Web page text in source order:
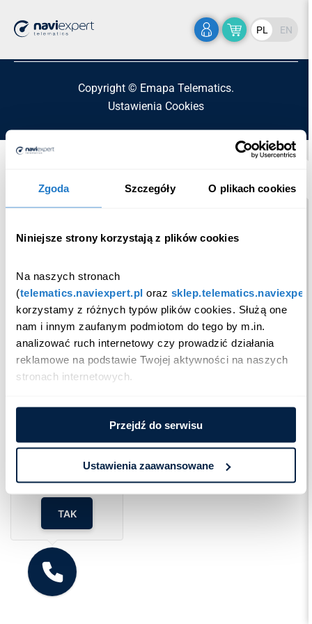
Zgoda Szczegóły O plikach cookies
Niniejsze strony korzystają z plików cookies
Na naszych stronach
(telematics.naviexpert.pl oraz
korzystamy z różnych typów plików cookies. Służą one
nam i innym zaufanym podmiotom do tego by m.in.
analizować ruch internetowy czy prowadzić działania
reklamowe na podstawie Twojej aktywności na naszych
stronach internetowych.
Przejdź do serwisu
Ustawienia zaawansowane
PL EN
Copyright © Emapa Telematics.
Ustawienia Cookies
Czy chcesz,
do Ciebie za darmo
w28sekund?
TAK